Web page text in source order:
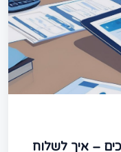
– איך לשלוח